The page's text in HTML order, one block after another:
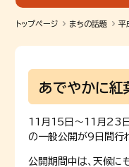
トップページ まちの話題 平
あでやかに紅
11月15日〜11月23日
の一般公開が9日間行
公開期間中は、天候に